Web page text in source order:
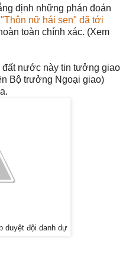
định những phán đoán
"Thôn nữ hái sen" đã tới
toàn chính xác. (Xem
nước này tin tưởng giao
Bộ trưởng Ngoại giao)
duyệt đội danh dự